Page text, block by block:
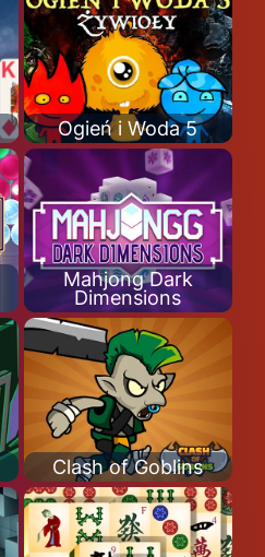
Ogień i Woda 5
Mahjong Dark
Dimensions
Clash of Goblins